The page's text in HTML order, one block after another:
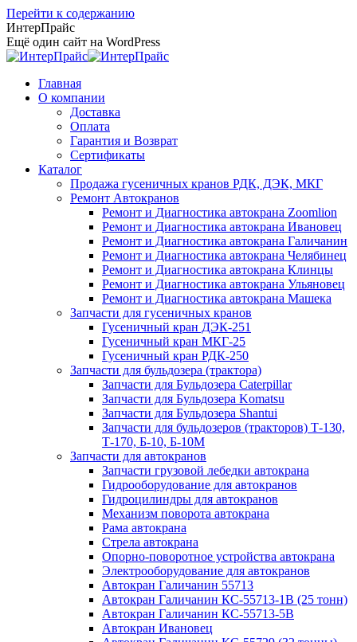
Перейти к содержанию
ИнтерПрайс
Ещё один сайт на WordPress
Главная
О компании
Доставка
Оплата
Гарантия и Возврат
Сертификаты
Каталог
Продажа гусеничных кранов РДК, ДЭК, МКГ
Ремонт Автокранов
Ремонт и Диагностика автокрана Zoomlion
Ремонт и Диагностика автокрана Ивановец
Ремонт и Диагностика автокрана Галичанин
Ремонт и Диагностика автокрана Челябинец
Ремонт и Диагностика автокрана Клинцы
Ремонт и Диагностика автокрана Ульяновец
Ремонт и Диагностика автокрана Машека
Запчасти для гусеничных кранов
Гусеничный кран ДЭК-251
Гусеничный кран МКГ-25
Гусеничный кран РДК-250
Запчасти для бульдозера (трактора)
Запчасти для Бульдозера Caterpillar
Запчасти для Бульдозера Komatsu
Запчасти для Бульдозера Shantui
Запчасти для бульдозеров (тракторов) Т-130,
Т-170, Б-10, Б-10М
Запчасти для автокранов
Запчасти грузовой лебедки автокрана
Гидрооборудование для автокранов
Гидроцилиндры для автокранов
Механизм поворота автокрана
Рама автокрана
Стрела автокрана
Опорно-поворотное устройства автокрана
Электрооборудование для автокранов
Автокран Галичанин 55713
Автокран Галичанин КС-55713-1В (25 тонн)
Автокран Галичанин КС-55713-5В
Автокран Ивановец